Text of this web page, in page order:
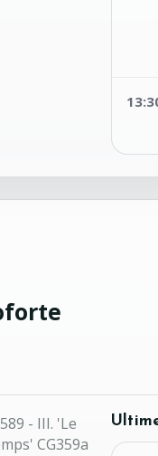
- III. 'Le
CG359a